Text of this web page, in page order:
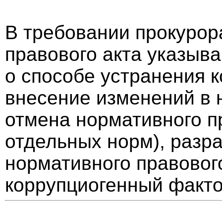
В требовании
правового акта
о способе устранения
внесение изменений в
отмена нормативного
отдельных норм),
нормативного
коррупциогенный